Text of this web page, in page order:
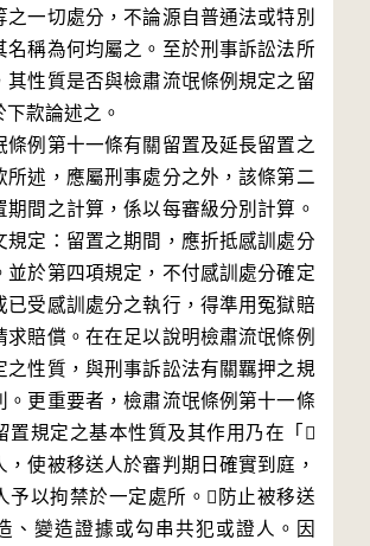
之一切處分，不論源自普通法或特別
名稱為何均屬之。至於刑事訴訟法所
其性質是否與檢肅流氓條例規定之留
款論述之。
條例第十一條有關留置及延長留置之
所述，應屬刑事處分之外，該條第二
期間之計算，係以每審級分別計算。
規定：留置之期間，應折抵感訓處分
並於第四項規定，不付感訓處分確定
已受感訓處分之執行，得準用冤獄賠
求賠償。在在足以說明檢肅流氓條例
之性質，與刑事訴訟法有關羈押之規
。更重要者，檢肅流氓條例第十一條
置規定之基本性質及其作用乃在「
，使被移送人於審判期日確實到庭，
予以拘禁於一定處所。防止被移送
、變造證據或勾串共犯或證人。因